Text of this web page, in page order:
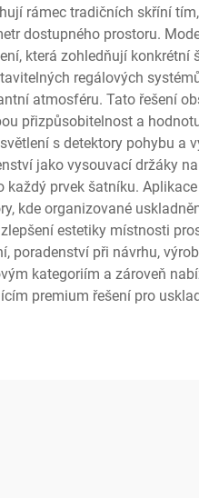
rámec tradičních skříní
dostupného prostoru.
která zohledňují konkrétní
regálových
atmosféru. Tato řešení
přizpůsobitelnost a
s detektory pohybu a
jako vysouvací držáky
prvek šatníku.
kde organizované
estetiky místnosti
poradenství při návrhu,
kategoriím a zároveň
premium řešení pro